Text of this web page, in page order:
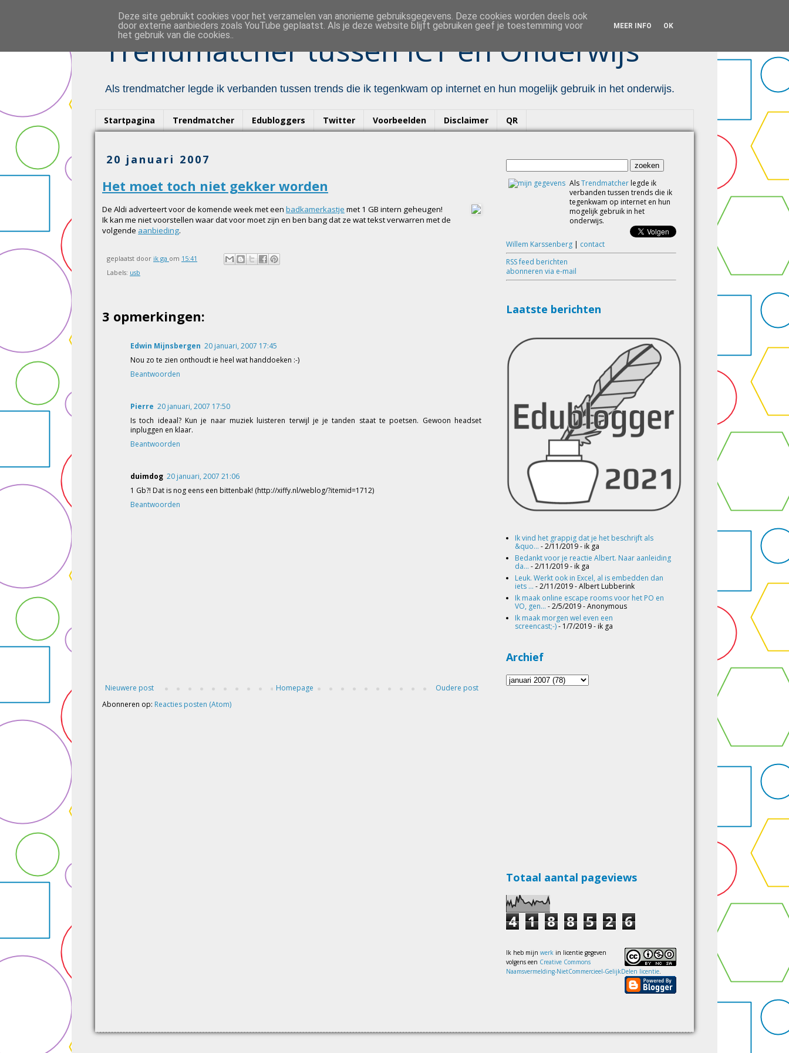
Trendmatcher tussen ICT en Onderwijs ™
Als trendmatcher legde ik verbanden tussen trends die ik tegenkwam op internet en hun mogelijk gebruik in het onderwijs.
Startpagina Trendmatcher Edubloggers Twitter Voorbeelden Disclaimer QR
20 januari 2007
Het moet toch niet gekker worden
De Aldi adverteert voor de komende week met een badkamerkastje met 1 GB intern geheugen!
Ik kan me niet voorstellen waar dat voor moet zijn en ben bang dat ze wat tekst verwarren met de
volgende aanbieding.
geplaatst door ik ga om 15:41
Labels: usb
3 opmerkingen:
Edwin Mijnsbergen 20 januari, 2007 17:45
Nou zo te zien onthoudt ie heel wat handdoeken :-)
Beantwoorden
Pierre 20 januari, 2007 17:50
Is toch ideaal? Kun je naar muziek luisteren terwijl je je tanden staat te poetsen. Gewoon headset
inpluggen en klaar.
Beantwoorden
duimdog 20 januari, 2007 21:06
1 Gb?! Dat is nog eens een bittenbak! (http://xiffy.nl/weblog/?itemid=1712)
Beantwoorden
Nieuwere post Oudere post
Homepage
Abonneren op: Reacties posten (Atom)
AlsTrendmatcher legde ik
verbanden tussen trends die ik
tegenkwam op internet en hun
mogelijk gebruik in het
onderwijs.
Willem Karssenberg | contact
RSS feed berichten
abonneren via e-mail
Laatste berichten
Ik vind het grappig dat je het beschrijft als
&quo... - 2/11/2019- ik ga
Bedankt voor je reactie Albert. Naar aanleiding
da... - 2/11/2019- ik ga
Leuk. Werkt ook in Excel, al is embedden dan
iets ... - 2/11/2019- Albert Lubberink
Ik maak online escape rooms voor het PO en
VO, gen... - 2/5/2019- Anonymous
Ik maak morgen wel even een
screencast;-)- 1/7/2019- ik ga
Archief
Totaal aantal pageviews
4 1 8 8 5 2 6
Ik heb mijn werk in licentie gegeven
volgens een Creative Commons
Naamsvermelding-NietCommercieel-GelijkDelen licentie
Deze site gebruikt cookies voor het verzamelen van anonieme gebruiksgegevens. Deze cookies worden deels ook
door externe aanbieders zoals YouTube geplaatst. Als je deze website blijft gebruiken geef je toestemming voor
het gebruik van die cookies..
MEER INFO OK